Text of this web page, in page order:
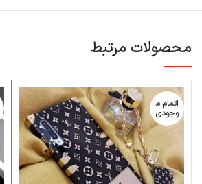
محصولات مرتبط
اتمام م
وجودی